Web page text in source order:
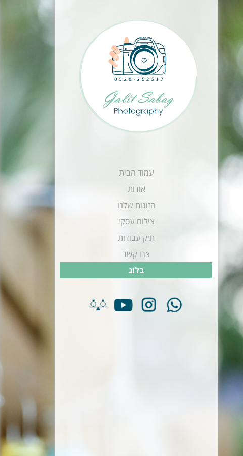
עמוד הבית
אודות
הזוגות שלנו
צילום עסקי
תיק עבודות
צרו קשר
בלוג